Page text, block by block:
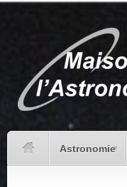
Astronomie